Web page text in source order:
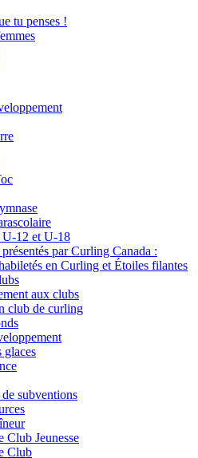
tu penses !
U-12 et U-18
par Curling Canada :
en Curling et Étoiles filantes
aux clubs
club de curling
glaces
subventions
Club Jeunesse
Club